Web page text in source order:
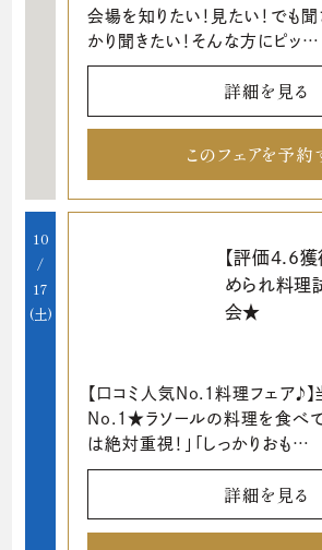
会場を知りたい！見たい！でも聞
かり聞きたい！そんな方にピッ…
詳細を見る
このフェアを予約
10
/
17
(土)
【評価4.6獲
められ料
会★
【口コミ人気No.1料理フェア♪
No.1★ラソールの料理を食べて
は絶対重視！」「しっかりおも…
詳細を見る